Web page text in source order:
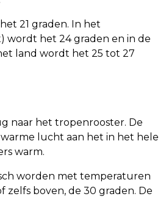
21 graden. In het
wordt het 24 graden en in de
land wordt het 25 tot 27
naar het tropenrooster. De
lucht aan het in het hele
warm.
worden met temperaturen
zelfs boven, de 30 graden. De